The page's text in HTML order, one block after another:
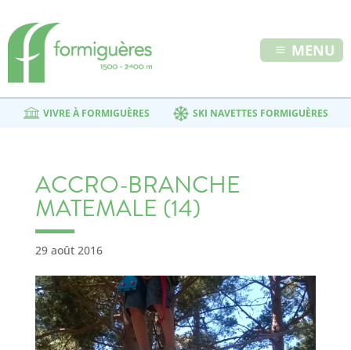
MENU
VIVRE À FORMIGUÈRES SKI NAVETTES FORMIGUÈRES
ACCRO-BRANCHE
MATEMALE (14)
29 août 2016